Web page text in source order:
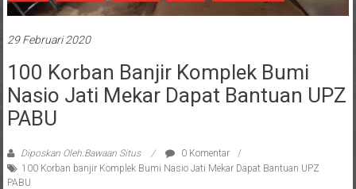
29 Februari 2020
100 Korban Banjir Komplek Bumi
Nasio Jati Mekar Dapat Bantuan UPZ
PABU
Diposkan Oleh:Bawaan Situs
0 Komentar
100 Korban banjir Komplek Bumi Nasio Jati Mekar Dapat Bantuan UPZ
PABU